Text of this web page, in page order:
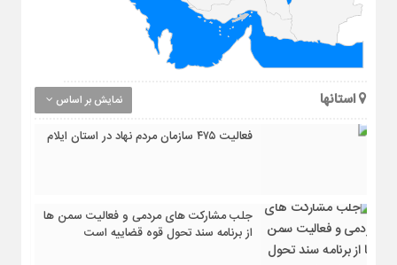
استانها نمایش بر اساس
فعالیت ۴۷۵ سازمان مردم نهاد در استان ایلام
جلب مشارکت های مردمی و فعالیت سمن ها
از برنامه سند تحول قوه قضاییه است